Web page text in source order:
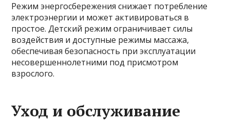
Режим энергосбережения снижает потребление
электроэнергии и может активироваться в
простое. Детский режим ограничивает силы
воздействия и доступные режимы массажа,
обеспечивая безопасность при эксплуатации
несовершеннолетними под присмотром
взрослого.
Уход и обслуживание